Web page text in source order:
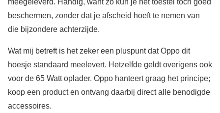
beschermen, zonder dat je afscheid hoeft te nemen van
die bijzondere achterzijde.
Wat mij betreft is het zeker een pluspunt dat Oppo dit
hoesje standaard meelevert. Hetzelfde geldt overigens ook
voor de 65 Watt oplader. Oppo hanteert graag het principe;
koop een product en ontvang daarbij direct alle benodigde
accessoires.